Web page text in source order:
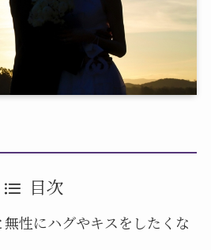
目次
無性にハグやキスをしたくな